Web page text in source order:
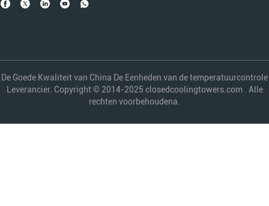
De Goede Kwaliteit van China De Eenheden van de temperatuurcontrole
Leverancier. Copyright © 2014-2025 closedcoolingtowers.com . Alle
rechten voorbehoudena.